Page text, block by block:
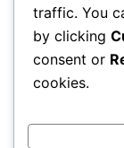
traffic. You
by clicking
consent or
cookies.